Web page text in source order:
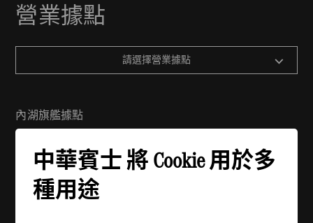
中華賓士 將 Cookie 用於多
種用途
營業據點
請選擇營業據點
內湖旗艦據點
電話：(02) 2799-6988
週一 - 週五：08:30 - 21:00
週六 - 週日：09:00 - 21:00